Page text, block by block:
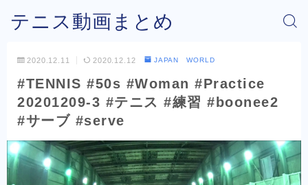
テニス動画まとめ
2020.12.11 2020.12.12 JAPAN WORLD
#TENNIS #50s #Woman #Practice
20201209-3 #テニス #練習 #boonee2
#サーブ #serve